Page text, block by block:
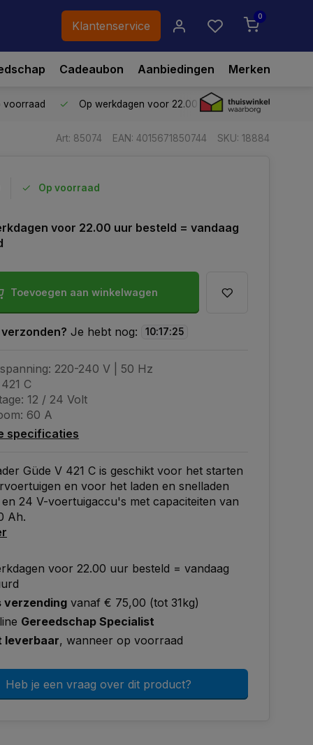
Klantenservice
0
Cadeaubon Aanbiedingen Merken
voorraad Op werkdagen voor 22.00 uur besteld,vandaag
Art: 85074 EAN: 4015671850744 SKU: 18884
Op voorraad
voor 22.00 uur besteld = vandaag
Toevoegen aan winkelwagen
Je hebt nog: 10:17:24
220-240 V | 50 Hz
C
12 / 24 Volt
60 A
specificaties
Güde V 421 C is geschikt voor het starten
en voor het laden en snelladen
en 24 V-voertuigaccu's met capaciteiten van
Ah.
voor 22.00 uur besteld = vandaag
verzending vanaf € 75,00 (tot 31kg)
Gereedschap Specialist
leverbaar, wanneer op voorraad
Heb je een vraag over dit product?